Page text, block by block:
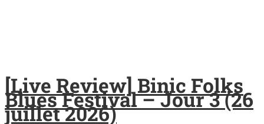
[Live Review] Binic Folks
Blues Festival – Jour 3 (26
juillet 2026)